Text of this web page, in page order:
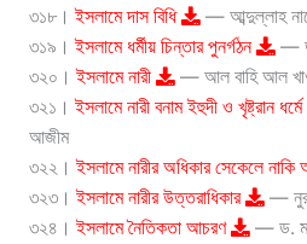
৩১৮।ইসলামে দাস বিধি
— আব্দুল্লাহ
৩১৯।ইসলামে ধর্মীয় চিন্তার পুনর্গঠন
—
৩২০।ইসলামে নারী
— আল বাহি আল
৩২১।ইসলামে নারী বনাম ইহুদী ও খৃষ্ট্রান ধর্মে
আজীম
৩২২।ইসলামে নারীর অধিকার সেকেলে
৩২৩।ইসলামে নারীর উত্তরাধিকার
—
৩২৪।ইসলামে নৈতিকতা আচরণ
— ড.